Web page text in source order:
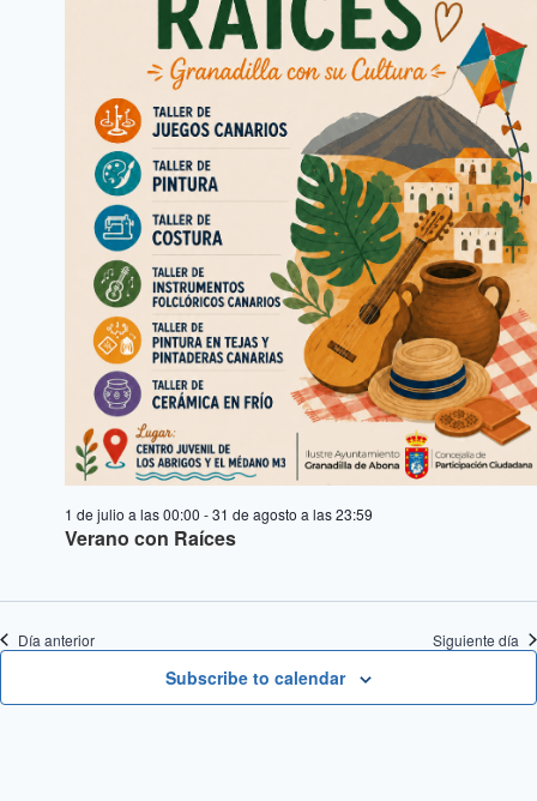
Verano con Raíces
1 de julio a las 00:00 -31 de agosto a las 23:59
Día anterior Siguiente día
Subscribe to calendar